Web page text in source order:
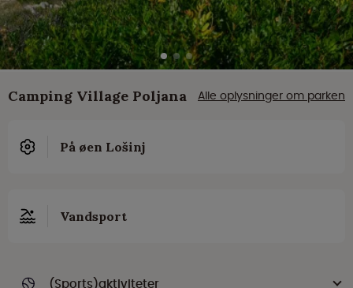
Camping Village Poljana Alle oplysninger om parken
På øen Lošinj
Vandsport
(Sports)aktiviteter